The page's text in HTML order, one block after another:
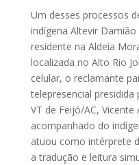
Um desses processos
indígena Altevir
residente na Aldeia
localizada no Alto Rio
celular, o reclamante
telepresencial
VT de Feijó/AC, Vicente
acompanhado do
atuou como intérprete
a tradução e leitura